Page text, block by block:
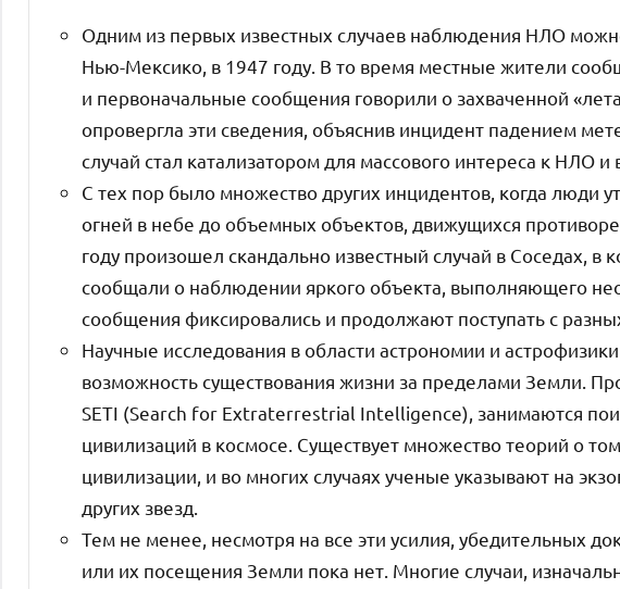
Одним из первых известных случаев наблюдения НЛО
Нью-Мексико, в 1947 году. В то время местные жители
и первоначальные сообщения говорили о захваченной
опровергла эти сведения, объяснив инцидент падением
случай стал катализатором для массового интереса к НЛО
С тех пор было множество других инцидентов, когда люди
огней в небе до объемных объектов, движущихся
году произошел скандально известный случай в Соседах, в
сообщали о наблюдении яркого объекта, выполняющего
сообщения фиксировались и продолжают поступать с
Научные исследования в области астрономии и
возможность существования жизни за пределами Земли.
SETI (Search for Extraterrestrial Intelligence), занимаются
цивилизаций в космосе. Существует множество теорий о
цивилизации, и во многих случаях ученые указывают на
других звезд.
Тем не менее, несмотря на все эти усилия, убедительных
или их посещения Земли пока нет. Многие случаи,